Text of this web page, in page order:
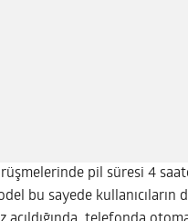
pil süresi 4
bu sayede